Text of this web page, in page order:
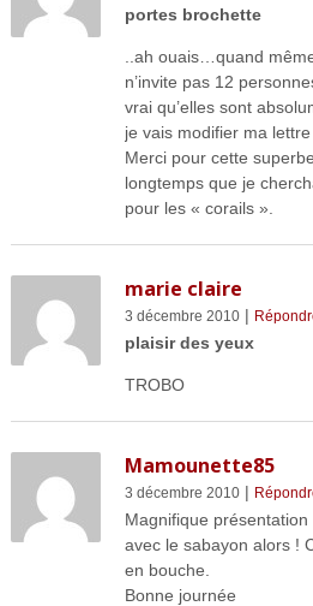
portes brochette
..ah ouais…quand
n’invite pas 12
vrai qu’elles sont
je vais modifier ma
Merci pour cette
longtemps que je
pour les « corails ».
marie claire
3 décembre 2010|
plaisir des yeux
TROBO
Mamounette85
3 décembre 2010|
Magnifique
avec le sabayon alors !
en bouche.
Bonne journée